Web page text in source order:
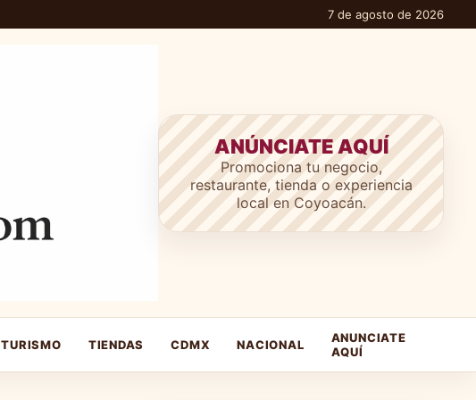
7 de agosto de 2026
ANÚNCIATE AQUÍ
Promociona tu negocio,
restaurante, tienda o experiencia
local en Coyoacán.
TURISMO TIENDAS CDMX NACIONAL
ANUNCIATE
AQUÍ